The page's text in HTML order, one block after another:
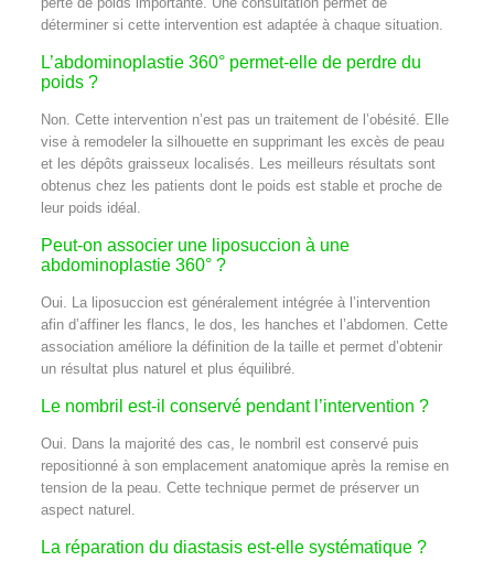
déterminer si cette intervention est adaptée à chaque situation.
L’abdominoplastie 360° permet-elle de perdre du
poids ?
Non. Cette intervention n’est pas un traitement de l’obésité. Elle
vise à remodeler la silhouette en supprimant les excès de peau
et les dépôts graisseux localisés. Les meilleurs résultats sont
obtenus chez les patients dont le poids est stable et proche de
leur poids idéal.
Peut-on associer une liposuccion à une
abdominoplastie 360° ?
Oui. La liposuccion est généralement intégrée à l’intervention
afin d’affiner les flancs, le dos, les hanches et l’abdomen. Cette
association améliore la définition de la taille et permet d’obtenir
un résultat plus naturel et plus équilibré.
Le nombril est-il conservé pendant l’intervention ?
Oui. Dans la majorité des cas, le nombril est conservé puis
repositionné à son emplacement anatomique après la remise en
tension de la peau. Cette technique permet de préserver un
aspect naturel.
La réparation du diastasis est-elle systématique ?